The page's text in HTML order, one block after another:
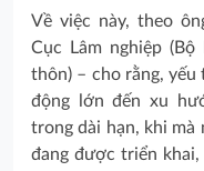
Về việc này, theo
Cục Lâm nghiệp
thôn) – cho rằng,
động lớn đến xu
trong dài hạn, khi
đang được triển